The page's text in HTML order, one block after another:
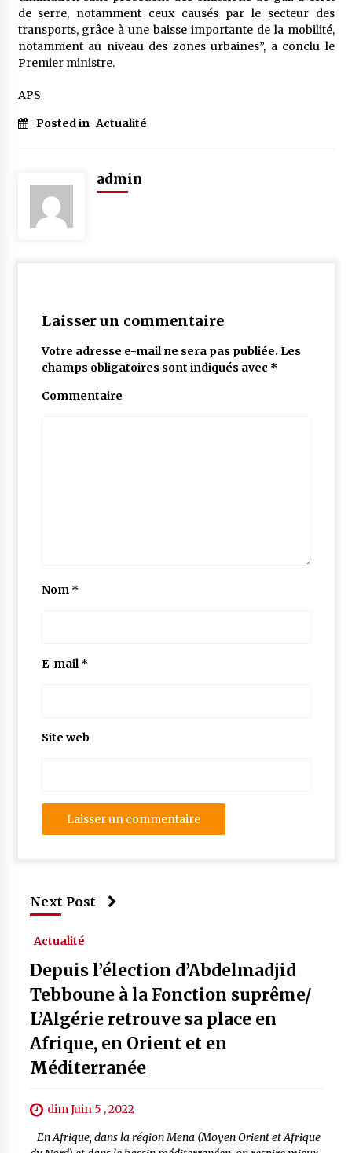
de serre, notamment ceux causés par le secteur des
transports, grâce à une baisse importante de la mobilité,
notamment au niveau des zones urbaines”, a conclu le
Premier ministre.
APS
Posted in Actualité
admin
Laisser un commentaire
Votre adresse e-mail ne sera pas publiée. Les
champs obligatoires sont indiqués avec *
Commentaire
Nom *
E-mail*
Site web
Next Post
Actualité
Depuis l’élection d’Abdelmadjid
Tebboune à la Fonction suprême/
L’Algérie retrouve sa place en
Afrique, en Orient et en
Méditerranée
dim Juin 5 , 2022
En Afrique, dans la région Mena (Moyen Orient et Afrique